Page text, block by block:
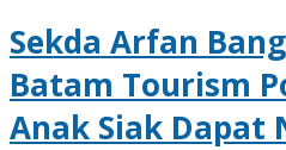
Sekda Arfan
Batam Tourism
Anak Siak Dapat